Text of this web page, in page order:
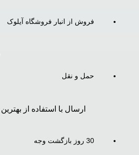
فروش از انبار فروشگاه آیلوک
حمل و نقل
ارسال با استفاده از
30 روز بازگشت وجه